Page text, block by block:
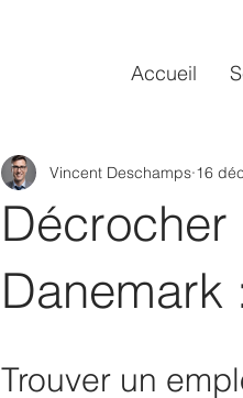
Accueil
Danemark
Vincent Deschamps 16
Trouver un